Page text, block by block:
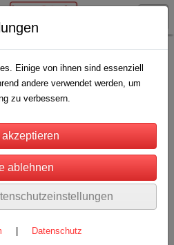
u. Kameliden(1)
Einige von ihnen sind essenziell
andere verwendet werden, um
zu verbessern.
Datenschutz